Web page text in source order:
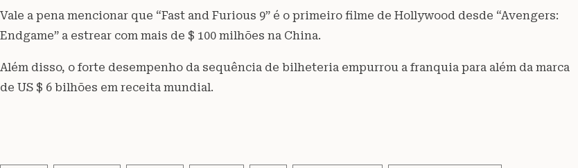
Vale a pena mencionar que “Fast and Furious 9” é o primeiro filme de Hollywood desde “Avengers:
Endgame” a estrear com mais de $ 100 milhões na China.
Além disso, o forte desempenho da sequência de bilheteria empurrou a franquia para além da marca
de US $ 6 bilhões em receita mundial.